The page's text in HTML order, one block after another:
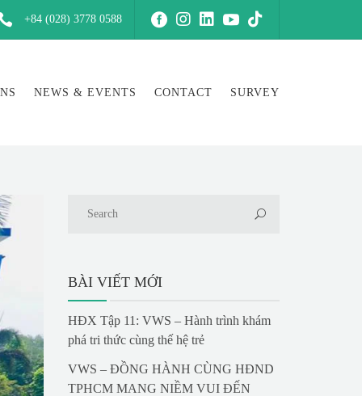
+84 (028) 3778 0588
NEWS & EVENTS CONTACT SURVEY
BÀI VIẾT MỚI
HĐX Tập 11: VWS – Hành trình khám
phá tri thức cùng thế hệ trẻ
VWS – ĐỒNG HÀNH CÙNG HĐND
TPHCM MANG NIỀM VUI ĐẾN